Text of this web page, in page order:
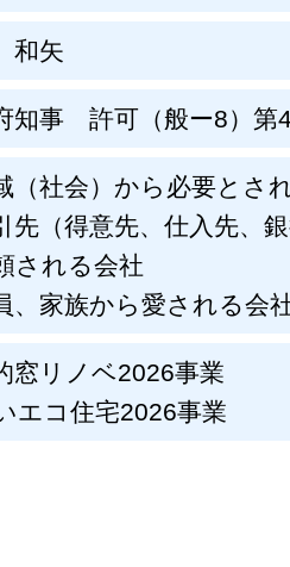
矢
知事 許可（般ー8）第
社会）から必要とさ
（得意先、仕入先、
される会社
、家族から愛される会
窓リノベ2026事業
エコ住宅2026事業